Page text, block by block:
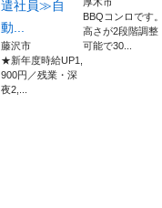
遣社員≫自
動...
藤沢市
★新年度時給UP1,
900円／残業・深
夜2,...
BBQコンロです。
高さが2段階調整
可能で30...